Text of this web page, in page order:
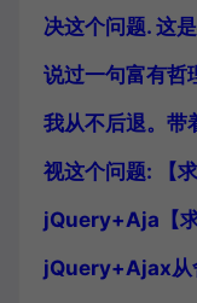
决这个问题. 这
说过一句富有哲
我从不后退。带
视这个问题: 【
jQuery+Aja【
jQuery+Ajax从